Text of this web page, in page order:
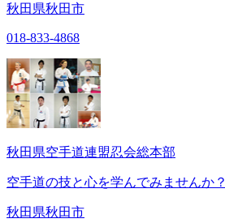
秋田県秋田市
018-833-4868
秋田県空手道連盟忍会総本部
空手道の技と心を学んでみませんか？
秋田県秋田市